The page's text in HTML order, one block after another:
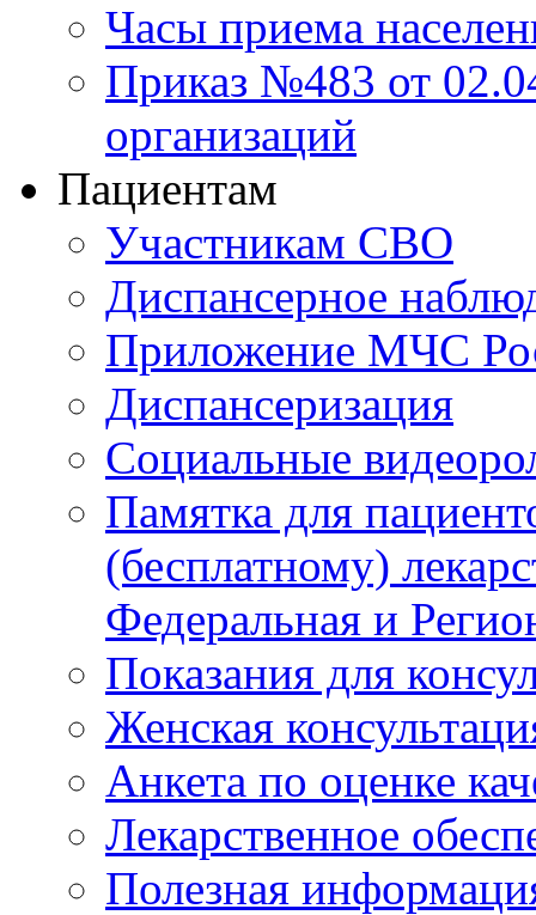
Часы приема
Приказ №483 от
организаций
Пациентам
Участникам СВО
Диспансерное
Приложение МЧС
Диспансеризация
Социальные
Памятка для
(бесплатному)
Федеральная и
Показания для
Женская
Анкета по оценке
Лекарственное
Полезная